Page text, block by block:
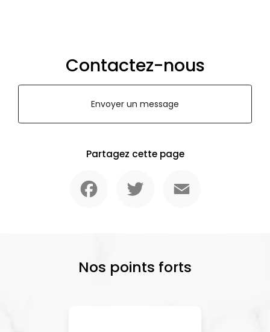
Contactez-nous
Envoyer un message
Partagez cette page
Nos points forts